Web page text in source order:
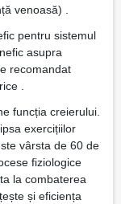
venoasă) .
pentru sistemul
asupra
recomandat
.
funcția creierului.
exercițiilor
vârsta de 60 de
fiziologice
la combaterea
și eficiența